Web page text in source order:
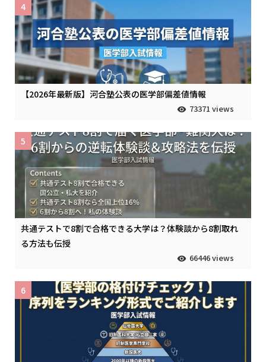
【2026年最新版】河合塾公表の医学部偏差値情報
73371 views
4
共通テストで8割で合格できる大学は？体験談から8割取れ
る方法も伝授
66446 views
5
6